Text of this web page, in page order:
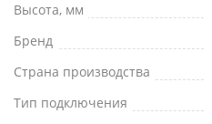
Высота, мм
Бренд
Страна производства
Тип подключения